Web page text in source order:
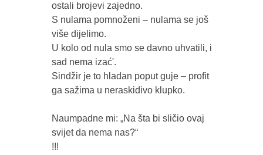
ostali brojevi zajedno.
S nulama pomnoženi – nulama se još
više dijelimo.
U kolo od nula smo se davno uhvatili, i
sad nema izać'.
Sindžir je to hladan poput guje – profit
ga sažima u neraskidivo klupko.
Naumpadne mi: „Na šta bi sličio ovaj
svijet da nema nas?“
!!!